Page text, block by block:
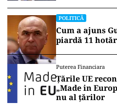
POLITICĂ
Cum a ajuns
piardă 11
Puterea Financiara
Țările UE
„Made in
nu al țărilor